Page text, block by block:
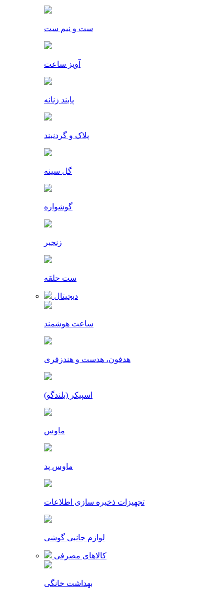
ست و نیم ست
آویز ساعت
پابند زنانه
پلاک و گردنبند
گل سینه
گوشواره
زنجیر
ست حلقه
دیجیتال
ساعت هوشمند
هدفون، هدست و هندزفری
اسپیکر (بلندگو)
ماوس
ماوس پد
تجهیزات ذخیره سازی اطلاعات
لوازم جانبی گوشی
کالاهای مصرفی
بهداشت خانگی